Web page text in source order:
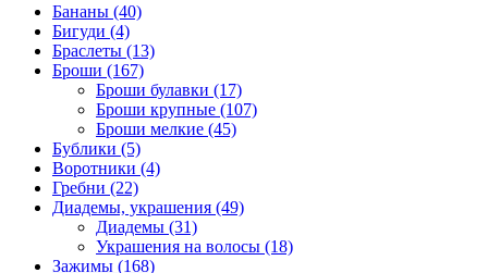
Бананы (40)
Бигуди (4)
Браслеты (13)
Броши (167)
Броши булавки (17)
Броши крупные (107)
Броши мелкие (45)
Бублики (5)
Воротники (4)
Гребни (22)
Диадемы, украшения (49)
Диадемы (31)
Украшения на волосы (18)
Зажимы (168)